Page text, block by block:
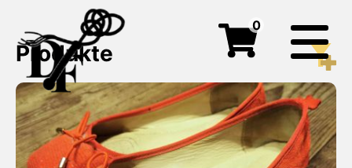
0
Produkte